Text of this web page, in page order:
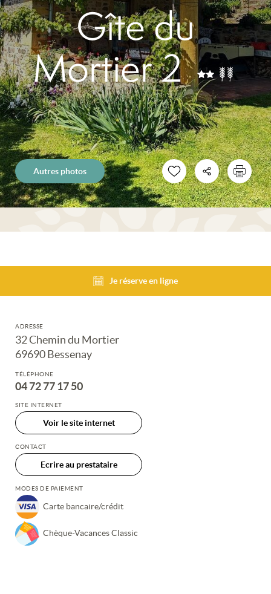
Gîte du
Mortier 2
Autres photos
Je réserve en ligne
ADRESSE
32 Chemin du Mortier
69690 Bessenay
TÉLÉPHONE
04 72 77 17 50
SITE INTERNET
Voir le site internet
CONTACT
Ecrire au prestataire
MODES DE PAIEMENT
Carte bancaire/crédit
Chèque-Vacances Classic